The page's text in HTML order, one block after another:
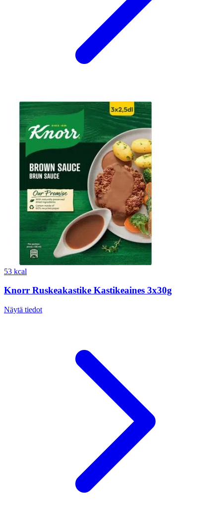
53 kcal
Knorr Ruskeakastike Kastikeaines 3x30g
Näytä tiedot